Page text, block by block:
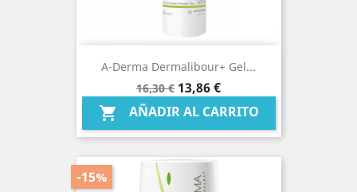
A-Derma Dermalibour+ Gel...
Precio
base
16,30 € Precio
13,86 €
 AÑADIR AL CARRITO
-15%